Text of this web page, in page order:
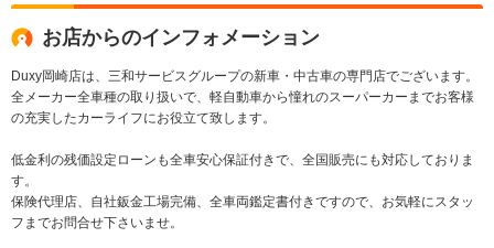
AppleCarPlay
ンプ 専用17インチ
アルミホイール
お店からのインフォメーション
Duxy岡崎店は、三和サービスグループの新車・中古車の専門店でございます。
全メーカー全車種の取り扱いで、軽自動車から憧れのスーパーカーまでお客様
の充実したカーライフにお役立て致します。
低金利の残価設定ローンも全車安心保証付きで、全国販売にも対応しておりま
す。
保険代理店、自社鈑金工場完備、全車両鑑定書付きですので、お気軽にスタッ
フまでお問合せ下さいませ。